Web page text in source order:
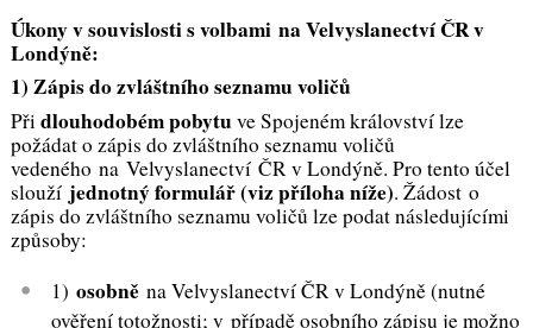
Úkony v souvislosti s volbami na Velvyslanectví ČR v
Londýně:
1) Zápis do zvláštního seznamu voličů
Přidlouhodobém pobytuve Spojeném království lze
požádat o zápis do zvláštního seznamu voličů
vedeného na Velvyslanectví ČR v Londýně. Pro tento účel
slouží jednotný formulář (viz příloha níže). Žádost o
zápis do zvláštního seznamu voličů lze podat následujícími
způsoby:
1)osobněna Velvyslanectví ČR v Londýně (nutné
ověření totožnosti; v případě osobního zápisu je možno